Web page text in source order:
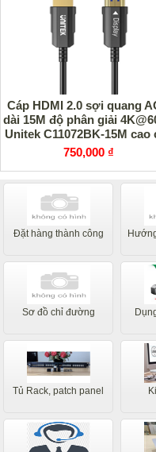
Cáp HDMI 2.0 sợi quang
dài 15M độ phân giải
Unitek C11072BK-15M cao
750,000 ₫
Đặt hàng thành công
Sơ đồ chỉ đường
Tủ Rack, patch panel